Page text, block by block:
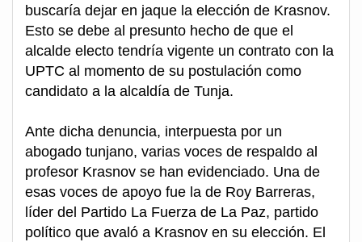
buscaría dejar en jaque la elección de Krasnov.
Esto se debe al presunto hecho de que el
alcalde electo tendría vigente un contrato con la
UPTC al momento de su postulación como
candidato a la alcaldía de Tunja.
Ante dicha denuncia, interpuesta por un
abogado tunjano, varias voces de respaldo al
profesor Krasnov se han evidenciado. Una de
esas voces de apoyo fue la de Roy Barreras,
líder del Partido La Fuerza de La Paz, partido
político que avaló a Krasnov en su elección. El